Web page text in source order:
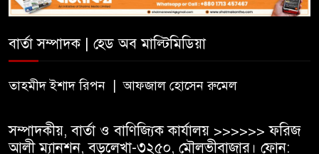
ঝালকাঠির ভাসমান পেয়ারা হাটে
বার্তা সম্পাদক | হেড অব মাল্টিমিডিয়া
তাহমীদ ইশাদ রিপন | আফজাল হোসেন রুমেল
সম্পাদকীয়, বার্তা ও বাণিজ্যিক কার্যালয় >>>>>> ফরিজ
আলী ম্যানশন, বড়লেখা-৩২৫০, মৌলভীবাজার। ফোন: